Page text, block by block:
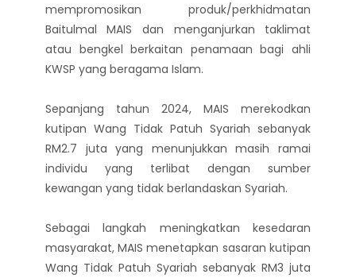
mempromosikan produk/perkhidmatan
Baitulmal MAIS dan menganjurkan taklimat
atau bengkel berkaitan penamaan bagi ahli
KWSP yang beragama Islam.
Sepanjang tahun 2024, MAIS merekodkan
kutipan Wang Tidak Patuh Syariah sebanyak
RM2.7 juta yang menunjukkan masih ramai
individu yang terlibat dengan sumber
kewangan yang tidak berlandaskan Syariah.
Sebagai langkah meningkatkan kesedaran
masyarakat, MAIS menetapkan sasaran kutipan
Wang Tidak Patuh Syariah sebanyak RM3 juta